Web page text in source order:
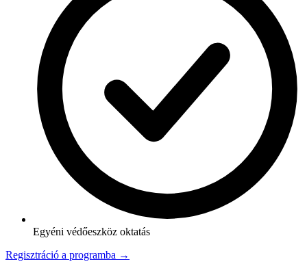
Egyéni védőeszköz oktatás
Regisztráció a programba →